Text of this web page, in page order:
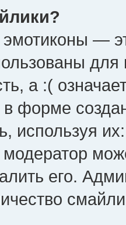
—
а :(
форме
используя
его.